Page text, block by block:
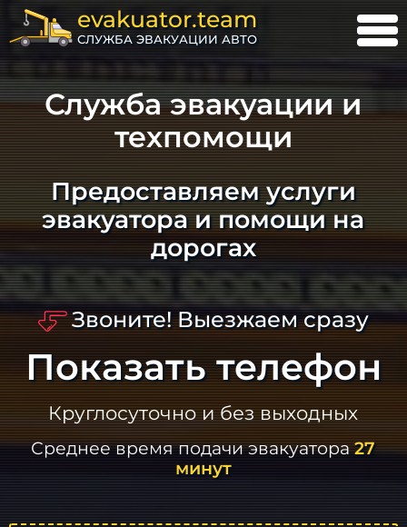
evakuator.team
СЛУЖБА ЭВАКУАЦИИ АВТО
Служба эвакуации и
техпомощи
Предоставляем услуги
эвакуатора и помощи на
дорогах
Звоните! Выезжаем сразу
Показать телефон
Круглосуточно и без выходных
Среднее время подачи эвакуатора27
минут